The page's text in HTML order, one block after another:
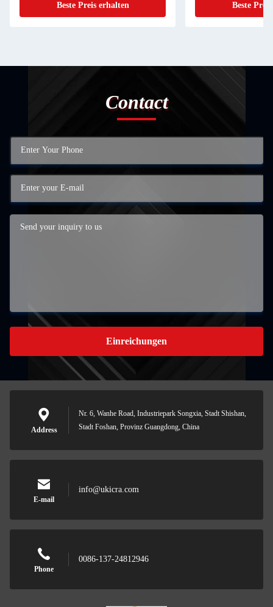
Beste Preis erhalten Beste
Contact
Einreichungen
Address
Nr. 6, Wanhe Road, Industriepark Songxia, Stadt Shishan,
Stadt Foshan, Provinz Guangdong, China
E-mail
info@ukicra.com
Phone
0086-137-24812946